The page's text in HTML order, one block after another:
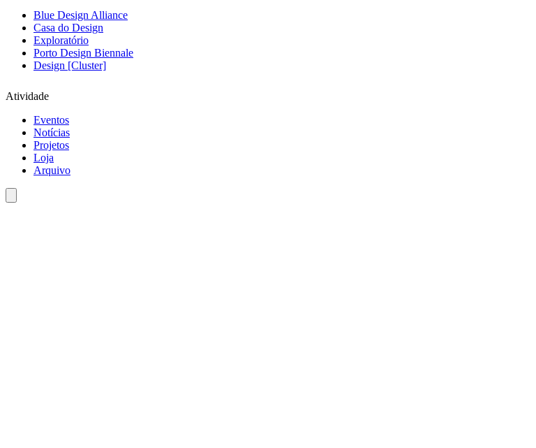
Blue Design Alliance
Casa do Design
Exploratório
Porto Design Biennale
Design [Cluster]
Atividade
Eventos
Notícias
Projetos
Loja
Arquivo